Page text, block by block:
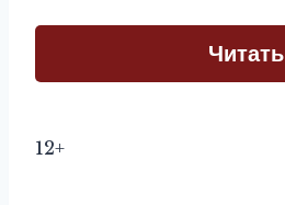
Читать
12+